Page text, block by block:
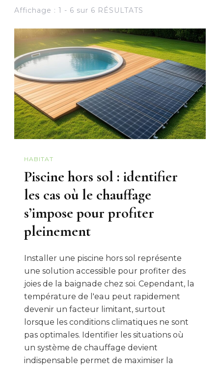
Affichage : 1 - 6 sur 6 RÉSULTATS
HABITAT
Piscine hors sol : identifier
les cas où le chauffage
s’impose pour profiter
pleinement
Installer une piscine hors sol représente
une solution accessible pour profiter des
joies de la baignade chez soi. Cependant, la
température de l'eau peut rapidement
devenir un facteur limitant, surtout
lorsque les conditions climatiques ne sont
pas optimales. Identifier les situations où
un système de chauffage devient
indispensable permet de maximiser la